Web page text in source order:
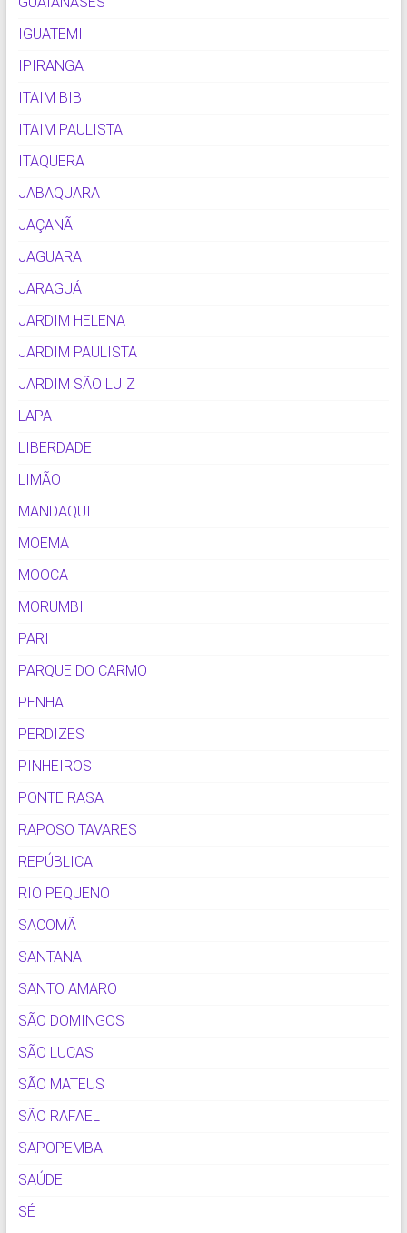
IGUATEMI
IPIRANGA
ITAIM BIBI
ITAIM PAULISTA
ITAQUERA
JABAQUARA
JAÇANÃ
JAGUARA
JARAGUÁ
JARDIM HELENA
JARDIM PAULISTA
JARDIM SÃO LUIZ
LAPA
LIBERDADE
LIMÃO
MANDAQUI
MOEMA
MOOCA
MORUMBI
PARI
PARQUE DO CARMO
PENHA
PERDIZES
PINHEIROS
PONTE RASA
RAPOSO TAVARES
REPÚBLICA
RIO PEQUENO
SACOMÃ
SANTANA
SANTO AMARO
SÃO DOMINGOS
SÃO LUCAS
SÃO MATEUS
SÃO RAFAEL
SAPOPEMBA
SAÚDE
SÉ